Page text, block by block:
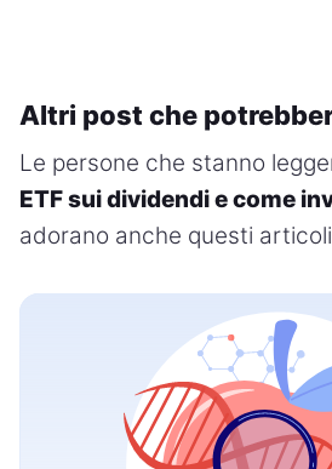
Altri post che
Le persone che stanno
ETF sui dividendi e come
adorano anche questi